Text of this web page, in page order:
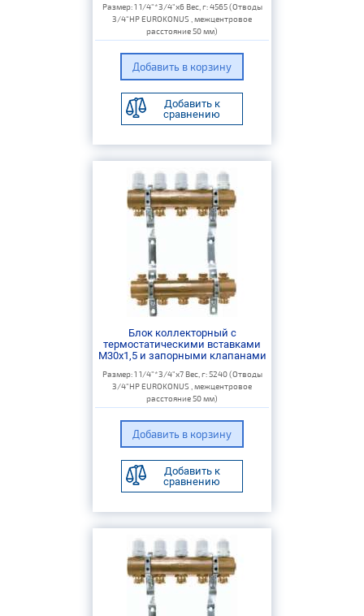
Размер: 1 1/4"*3/4"х6 Вес, г: 4565 (Отводы
3/4"НР EUROKONUS , межцентровое
расстояние 50 мм)
Добавить к
сравнению
Блок коллекторный с
термостатическими вставками
M30x1,5 и запорными клапанами
Размер: 1 1/4"*3/4"х7 Вес, г: 5240 (Отводы
3/4"НР EUROKONUS , межцентровое
расстояние 50 мм)
Добавить к
сравнению